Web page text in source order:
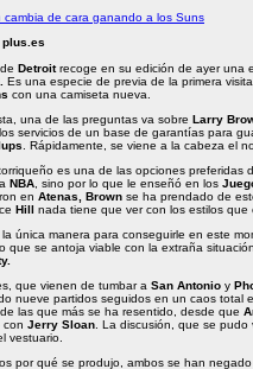
cambia de cara ganando a los Suns
plus.es
Detroitrecoge en su edición de ayer una
Es una especie de previa de la primera
con una camiseta nueva.
una de las preguntas va sobre Larry
servicios de un base de garantías para
. Rápidamente, se viene a la cabeza el
es una de las opciones preferidas
NBA , sino por lo que le enseñó en los
en Atenas, Brown se ha prendado de
Hill nada tiene que ver con los estilos que
única manera para conseguirle en este
que se antoja viable con la extraña
que vienen de tumbar a San Antonio y
nueve partidos seguidos en un caos total
las que más se ha resentido, desde que
con Jerry Sloan . La discusión, que se pudo
vestuario.
por qué se produjo, ambos se han